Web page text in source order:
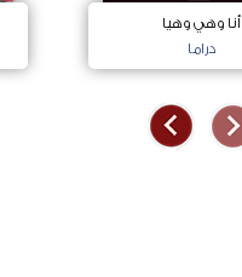
أنا وهي وهيا
دراما